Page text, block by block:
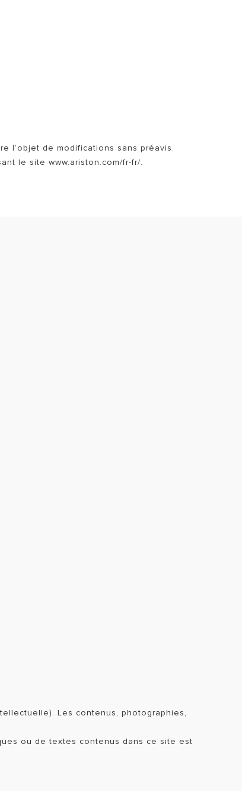
l’objet de modifications sans préavis.
le site www.ariston.com/fr-fr/.
Les contenus, photographies,
ou de textes contenus dans ce site est